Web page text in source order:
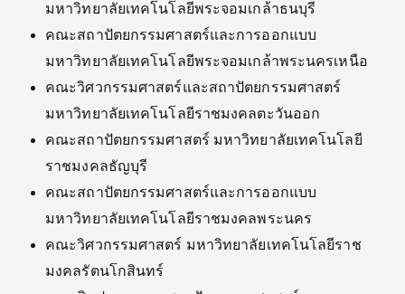
มหาวิทยาลัยเทคโนโลยีพระจอมเกล้าธนบุรี
คณะสถาปัตยกรรมศาสตร์และการออกแบบ
มหาวิทยาลัยเทคโนโลยีพระจอมเกล้าพระนครเหนือ
คณะวิศวกรรมศาสตร์และสถาปัตยกรรมศาสตร์
มหาวิทยาลัยเทคโนโลยีราชมงคลตะวันออก
คณะสถาปัตยกรรมศาสตร์ มหาวิทยาลัยเทคโนโลยี
ราชมงคลธัญบุรี
คณะสถาปัตยกรรมศาสตร์และการออกแบบ
มหาวิทยาลัยเทคโนโลยีราชมงคลพระนคร
คณะวิศวกรรมศาสตร์ มหาวิทยาลัยเทคโนโลยีราช
มงคลรัตนโกสินทร์